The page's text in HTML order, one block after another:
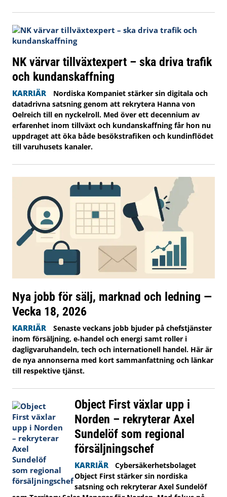
NK värvar tillväxtexpert – ska driva trafik
och kundanskaffning
KARRIÄR
Nordiska Kompaniet stärker sin digitala och
datadrivna satsning genom att rekrytera Hanna von
Oelreich till en nyckelroll. Med över ett decennium av
erfarenhet inom tillväxt och kundanskaffning får hon nu
uppdraget att öka både besökstrafiken och kundinflödet
till varuhusets kanaler.
Nya jobb för sälj, marknad och ledning —
Vecka 18, 2026
KARRIÄR
Senaste veckans jobb bjuder på chefstjänster
inom försäljning, e‑handel och energi samt roller i
dagligvaruhandeln, tech och internationell handel. Här är
de nya annonserna med kort sammanfattning och länkar
till respektive tjänst.
Object First växlar upp i
Norden – rekryterar Axel
Sundelöf som regional
försäljningschef
KARRIÄR
Cybersäkerhetsbolaget
Object First stärker sin nordiska
satsning och rekryterar Axel Sundelöf